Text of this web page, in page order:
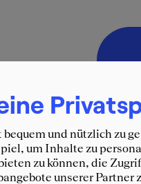
und nützlich zu
um Inhalte zu
zu können, die
unserer Partner